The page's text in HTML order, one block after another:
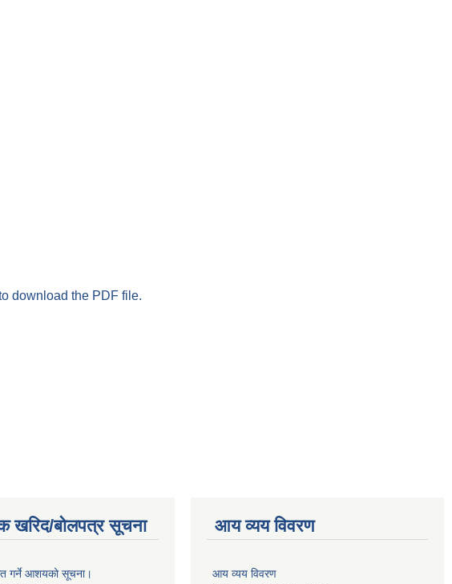
download the PDF file.
खरिद/बोलपत्र सूचना
गर्ने आशयको सूचना।
आय व्यय विवरण
आय व्यय विवरण